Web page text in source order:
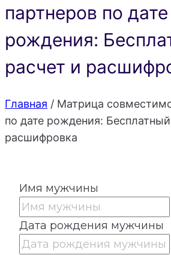
партнеров по дате
рождения:
расчет и
Главная / Матрица
по дате рождения:
расшифровка
Имя мужчины
Дата рождения мужчины